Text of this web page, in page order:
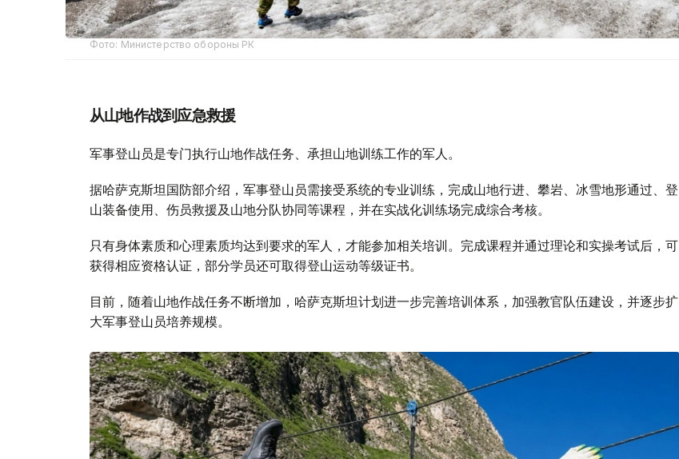
Фото: Министерство обороны РК
从山地作战到应急救援
军事登山员是专门执行山地作战任务、承担山地训练工作的军人。
据哈萨克斯坦国防部介绍，军事登山员需接受系统的专业训练，完成山地行进、攀岩、冰雪地形通过、登
山装备使用、伤员救援及山地分队协同等课程，并在实战化训练场完成综合考核。
只有身体素质和心理素质均达到要求的军人，才能参加相关培训。完成课程并通过理论和实操考试后，可
获得相应资格认证，部分学员还可取得登山运动等级证书。
目前，随着山地作战任务不断增加，哈萨克斯坦计划进一步完善培训体系，加强教官队伍建设，并逐步扩
大军事登山员培养规模。